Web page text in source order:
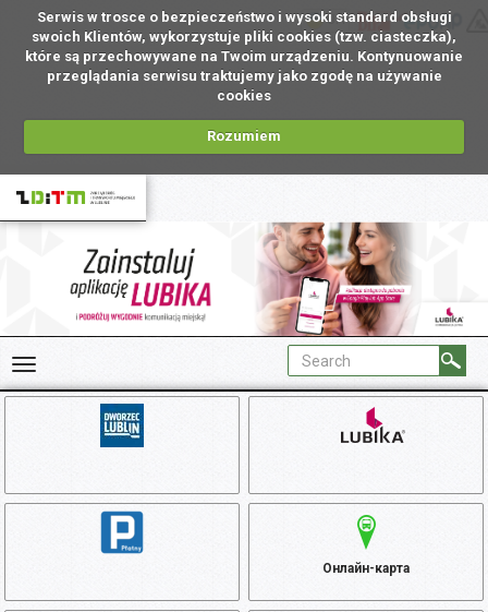
Serwis w trosce o bezpieczeństwo i wysoki standard obsługi
swoich Klientów, wykorzystuje pliki cookies (tzw. ciasteczka),
które są przechowywane na Twoim urządzeniu. Kontynuowanie
przeglądania serwisu traktujemy jako zgodę na używanie
cookies
Rozumiem
UA
Онлайн-карта